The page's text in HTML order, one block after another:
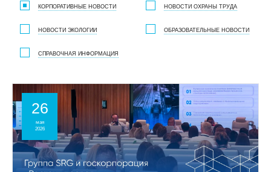
Мы в социальных сетях
КЛИЕНТСКИЙ СЕРВИС
ПОЛИТИКА КОНФИДЕНЦИАЛЬНОСТИ
УСЛОВИЯ ИСПОЛЬЗОВАНИЯ ФАЙЛОВ COOKIE
ПОЛЬЗОВАТЕЛЬСКОЕ СОГЛАШЕНИЕ
КОРПОРАТИВНЫЕ НОВОСТИ НОВОСТИ ОХРАНЫ ТРУДА
НОВОСТИ ЭКОЛОГИИ ОБРАЗОВАТЕЛЬНЫЕ НОВОСТИ
СПРАВОЧНАЯ ИНФОРМАЦИЯ
26
мая
2026